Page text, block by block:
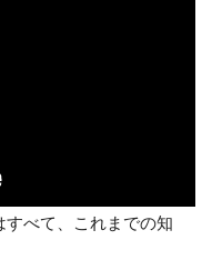
べて、これまでの知